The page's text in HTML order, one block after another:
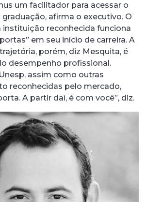
um facilitador para acessar o
afirma o executivo. O
reconhecida funciona
em seu início de carreira. A
porém, diz Mesquita, é
desempenho profissional.
assim como outras
reconhecidas pelo mercado,
A partir daí, é com você”, diz.